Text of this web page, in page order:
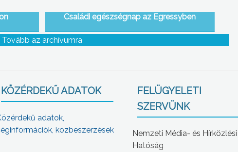
Családi egészségnap az Egressyben
Tovább az archívumra
KÖZÉRDEKŰ ADATOK
adatok,
közbeszerzések
FELÜGYELETI
SZERVÜNK
Nemzeti Média- és Hírközlési
Hatóság